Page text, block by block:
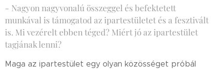
- Nagyon nagyvonalú összeggel és befektetett
munkával is támogatod az ipartestületet és a fesztivált
is. Mi vezérelt ebben téged? Miért jó az ipartestület
tagjának lenni?
Maga az ipartestület egy olyan közösséget próbál